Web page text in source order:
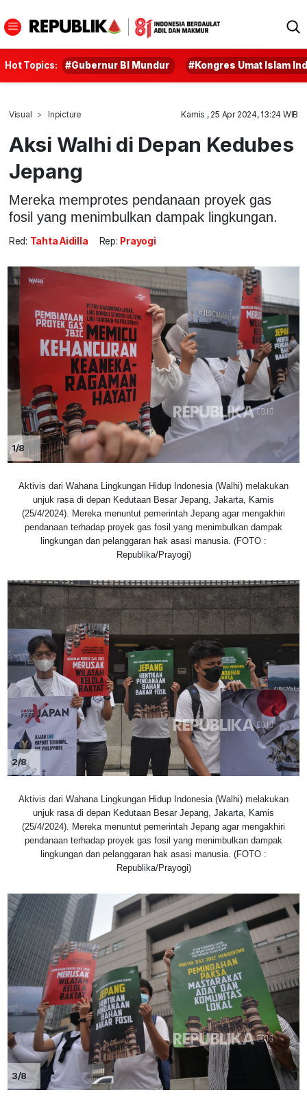
Hot Topics: #Gubernur BI Mundur #Kongres Umat Islam
Visual Inpicture Kamis , 25 Apr 2024, 13:24 WIB
Aksi Walhi di Depan Kedubes
Jepang
Mereka memprotes pendanaan proyek gas
fosil yang menimbulkan dampak lingkungan.
Red: Tahta Aidilla Rep: Prayogi
1/8
Aktivis dari Wahana Lingkungan Hidup Indonesia (Walhi) melakukan
unjuk rasa di depan Kedutaan Besar Jepang, Jakarta, Kamis
(25/4/2024). Mereka menuntut pemerintah Jepang agar mengakhiri
pendanaan terhadap proyek gas fosil yang menimbulkan dampak
lingkungan dan pelanggaran hak asasi manusia. (FOTO :
Republika/Prayogi)
2/8
Aktivis dari Wahana Lingkungan Hidup Indonesia (Walhi) melakukan
unjuk rasa di depan Kedutaan Besar Jepang, Jakarta, Kamis
(25/4/2024). Mereka menuntut pemerintah Jepang agar mengakhiri
pendanaan terhadap proyek gas fosil yang menimbulkan dampak
lingkungan dan pelanggaran hak asasi manusia. (FOTO :
Republika/Prayogi)
3/8